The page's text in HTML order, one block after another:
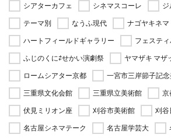
シアターカフェ
シネマスコーレ
テーマ別
なうふ現代
ナゴヤキネマ
ハートフィールドギャラリー
フェステ
ふじのくに⇄せかい演劇祭
ヤマザキ マザ
ロームシアター京都
一宮市三岸節子記
三重県文化会館
三重県立美術館
京
伏見ミリオン座
刈谷市美術館 刈谷
名古屋シネマテーク
名古屋学芸大